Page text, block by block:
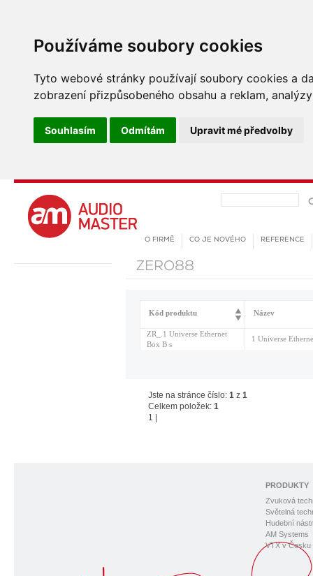
Používáme soubory cookies
Tyto webové stránky používají soubory cookies a
zobrazení přizpůsobeného obsahu a reklam,
Souhlasím Odmítám Upravit mé předvolby
ZERO88
Kód produktu Název
ZR_.1 Universe Ethernet
Box B s
1 Universe
Jste na stránce číslo: 1 z 1
Celkem položek: 1
1
REFERENCE
CO JE NOVÉHO
O FIRMĚ
PRODUKTY
Zvuková
Světelná
Hudební
AM Systems
VTX v Česku